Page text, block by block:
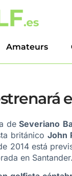
Amateurs
de Severiano
británicoJohn
2014 está
en Santander.